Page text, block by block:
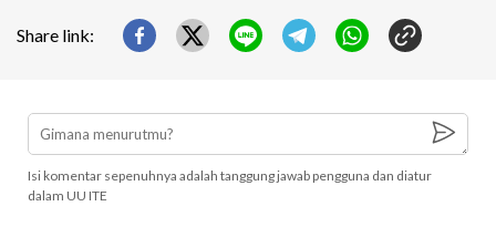
Share link:
Isi komentar sepenuhnya adalah tanggung jawab pengguna dan diatur
dalam UU ITE